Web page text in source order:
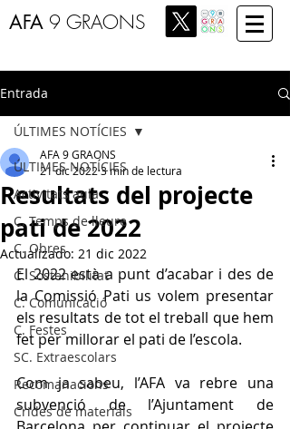
AFA 9 GRAONS
Entrada
ÚLTIMES NOTÍCIES
Activitats aula
C. Temps de lleure
C. Obres
C. Sostenibilitat
C. Comunicació
C. Festes
SC. Extraescolars
Recomanacions
Crides de materials
ÚLTIMES NOTÍCIES
Resultats del projecte
pati de 2022
AFA 9 GRAONS
21 dic 2022 3 min de lectura
Actualizado: 21 dic 2022
El 2022 està a punt d’acabar i des de
la Comissió Pati us volem presentar
els resultats de tot el treball que hem
fet per millorar el pati de l’escola.
Com ja sabeu, l’AFA va rebre una
subvenció de l’Ajuntament de